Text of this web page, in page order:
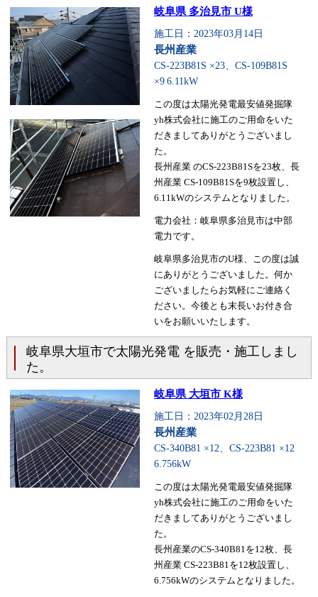
岐阜県 多治見市 U様
施工日：2023年03月14日
長州産業
CS-223B81S ×23、CS-109B81S
×9 6.11kW
この度は太陽光発電最安値発掘隊
yh株式会社に施工のご用命をいた
だきましてありがとうございまし
た。
長州産業 のCS-223B81Sを23枚、長
州産業 CS-109B81Sを9枚設置し、
6.11kWのシステムとなりました。
電力会社：岐阜県多治見市は中部
電力です。
岐阜県多治見市のU様、この度は誠
にありがとうございました。何か
ございましたらお気軽にご連絡く
ださい。今後とも末長いお付き合
いをお願いいたします。
岐阜県大垣市で太陽光発電 を販売・施工しまし
た。
岐阜県 大垣市 K様
施工日：2023年02月28日
長州産業
CS-340B81 ×12、CS-223B81 ×12
6.756kW
この度は太陽光発電最安値発掘隊
yh株式会社に施工のご用命をいた
だきましてありがとうございまし
た。
長州産業のCS-340B81を12枚、長
州産業 CS-223B81を12枚設置し、
6.756kWのシステムとなりました。